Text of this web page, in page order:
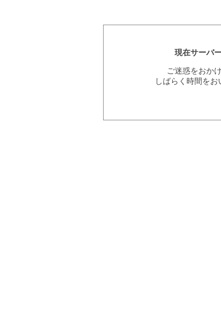
現在サーバ
ご迷惑をおか
しばらく時間を